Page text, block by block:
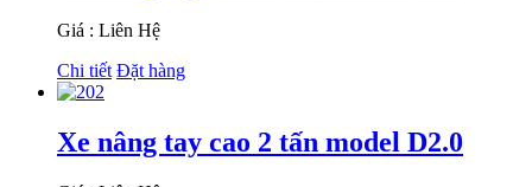
Giá : Liên Hệ
Chi tiết Đặt hàng
Xe nâng tay cao 2 tấn model D2.0